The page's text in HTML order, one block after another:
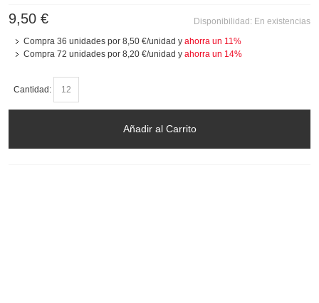
Disponibilidad: En existencias
9,50 €
Compra 36 unidades por 8,50 €/unidad y ahorra un 11 %
Compra 72 unidades por 8,20 €/unidad y ahorra un 14%
Cantidad:
Añadir al Carrito